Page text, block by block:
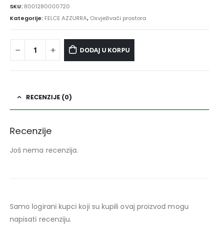
SKU: 8001280000720
Kategorije: FELCE AZZURRA, Osvježivači prostora
DODAJ U KORPU
RECENZIJE (0)
Recenzije
Još nema recenzija.
Samo logirani kupci koji su kupili ovaj proizvod mogu
napisati recenziju.